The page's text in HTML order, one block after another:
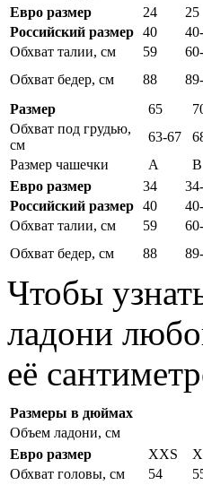
Евро размер
24 25
Российский размер 40
Обхват талии, см
59
Обхват бедер, см
88
Размер
65
Обхват под грудью,
см
63-67
Размер чашечки
A B
Евро размер
34
Российский размер 40
Обхват талии, см
59
Обхват бедер, см
88
Чтобы
ладони
её
Размеры в дюймах
Объем ладони, см
Евро размер
XXS
Обхват головы, см
54